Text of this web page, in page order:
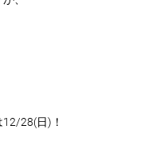
28(日)！